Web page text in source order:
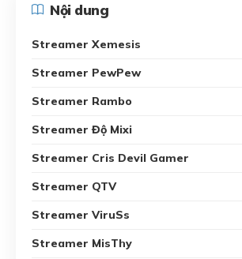
Nội dung
Streamer Xemesis
Streamer PewPew
Streamer Rambo
Streamer Độ Mixi
Streamer Cris Devil Gamer
Streamer QTV
Streamer ViruSs
Streamer MisThy